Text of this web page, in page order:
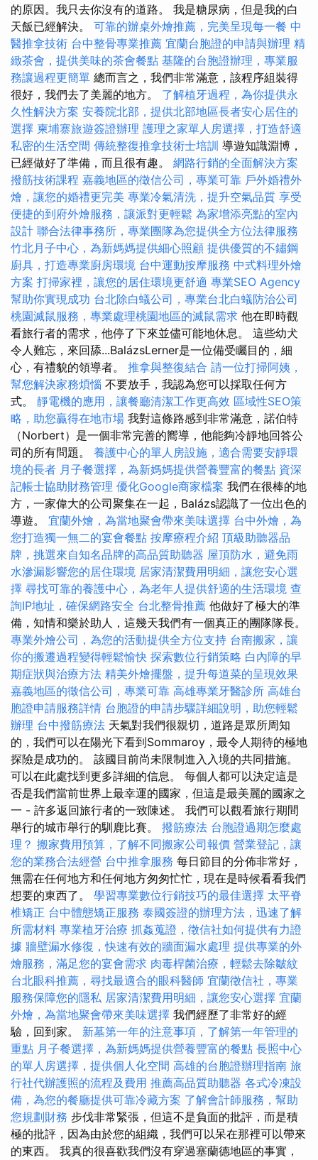
的原因。我只去你沒有的道路。 我是糖尿病，但是我的白
天飯已經解決。 可靠的辦桌外燴推薦，完美呈現每一餐 中
醫推拿技術 台中整骨專業推薦 宜蘭台胞證的申請與辦理 精
緻茶會，提供美味的茶會餐點 基隆的台胞證辦理，專業服
務讓過程更簡單 總而言之，我們非常滿意，該程序組裝得
很好，我們去了美麗的地方。 了解植牙過程，為你提供永
久性解決方案 安養院北部，提供北部地區長者安心居住的
選擇 柬埔寨旅遊簽證辦理 護理之家單人房選擇，打造舒適
私密的生活空間 傳統整復推拿技術士培訓 導遊知識淵博，
已經做好了準備，而且很有趣。 網路行銷的全面解決方案
撥筋技術課程 嘉義地區的徵信公司，專業可靠 戶外婚禮外
燴，讓您的婚禮更完美 專業冷氣清洗，提升空氣品質 享受
便捷的到府外燴服務，讓派對更輕鬆 為家增添亮點的室內
設計 聯合法律事務所，專業團隊為您提供全方位法律服務
竹北月子中心，為新媽媽提供細心照顧 提供優質的不鏽鋼
廚具，打造專業廚房環境 台中運動按摩服務 中式料理外燴
方案 打掃家裡，讓您的居住環境更舒適 專業SEO Agency
幫助你實現成功 台北除白蟻公司，專業台北白蟻防治公司
桃園滅鼠服務，專業處理桃園地區的滅鼠需求 他在即時觀
看旅行者的需求，他停了下來並儘可能地休息。 這些幼犬
令人難忘，來回舔...BalázsLerner是一位備受矚目的，細
心，有禮貌的領導者。 推拿與整復結合 請一位打掃阿姨，
幫您解決家務煩惱 不要放手，我認為您可以採取任何方
式。 靜電機的應用，讓餐廳清潔工作更高效 區域性SEO策
略，助您贏得在地市場 我對這條路感到非常滿意，諾伯特
（Norbert）是一個非常完善的嚮導，他能夠冷靜地回答公
司的所有問題。 養護中心的單人房設施，適合需要安靜環
境的長者 月子餐選擇，為新媽媽提供營養豐富的餐點 資深
記帳士協助財務管理 優化Google商家檔案 我們在很棒的地
方，一家偉大的公司聚集在一起，Balázs認識了一位出色的
導遊。 宜蘭外燴，為當地聚會帶來美味選擇 台中外燴，為
您打造獨一無二的宴會餐點 按摩療程介紹 頂級助聽器品
牌，挑選來自知名品牌的高品質助聽器 屋頂防水，避免雨
水滲漏影響您的居住環境 居家清潔費用明細，讓您安心選
擇 尋找可靠的養護中心，為老年人提供舒適的生活環境 查
詢IP地址，確保網路安全 台北整骨推薦 他做好了極大的準
備，知情和樂於助人，這幾天我們有一個真正的團隊隊長。
專業外燴公司，為您的活動提供全方位支持 台南搬家，讓
你的搬遷過程變得輕鬆愉快 探索數位行銷策略 白內障的早
期症狀與治療方法 精美外燴擺盤，提升每道菜的呈現效果
嘉義地區的徵信公司，專業可靠 高雄專業牙醫診所 高雄台
胞證申請服務詳情 台胞證的申請步驟詳細說明，助您輕鬆
辦理 台中撥筋療法 天氣對我們很親切，道路是眾所周知
的，我們可以在陽光下看到Sommaroy，最令人期待的極地
探險是成功的。 該國目前尚未限制進入入境的共同措施。
可以在此處找到更多詳細的信息。 每個人都可以決定這是
否是我們當前世界上最幸運的國家，但這是最美麗的國家之
一 - 許多返回旅行者的一致陳述。 我們可以觀看旅行期間
舉行的城市舉行的馴鹿比賽。 撥筋療法 台胞證過期怎麼處
理？ 搬家費用預算，了解不同搬家公司報價 營業登記，讓
您的業務合法經營 台中推拿服務 每日節目的分佈非常好，
無需在任何地方和任何地方匆匆忙忙，現在是時候看看我們
想要的東西了。 學習專業數位行銷技巧的最佳選擇 太平脊
椎矯正 台中體態矯正服務 泰國簽證的辦理方法，迅速了解
所需材料 專業植牙治療 抓姦蒐證，徵信社如何提供有力證
據 牆壁漏水修復，快速有效的牆面漏水處理 提供專業的外
燴服務，滿足您的宴會需求 肉毒桿菌治療，輕鬆去除皺紋
台北眼科推薦，尋找最適合的眼科醫師 宜蘭徵信社，專業
服務保障您的隱私 居家清潔費用明細，讓您安心選擇 宜蘭
外燴，為當地聚會帶來美味選擇 我們經歷了非常好的經
驗，回到家。 新墓第一年的注意事項，了解第一年管理的
重點 月子餐選擇，為新媽媽提供營養豐富的餐點 長照中心
的單人房選擇，提供個人化空間 高雄的台胞證辦理指南 旅
行社代辦護照的流程及費用 推薦高品質助聽器 各式冷凍設
備，為您的餐廳提供可靠冷藏方案 了解會計師服務，幫助
您規劃財務 步伐非常緊張，但這不是負面的批評，而是積
極的批評，因為由於您的組織，我們可以呆在那裡可以帶來
的東西。 我真的很喜歡我們沒有穿過塞蘭德地區的事實，